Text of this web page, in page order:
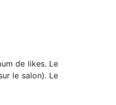
de likes. Le
le salon). Le